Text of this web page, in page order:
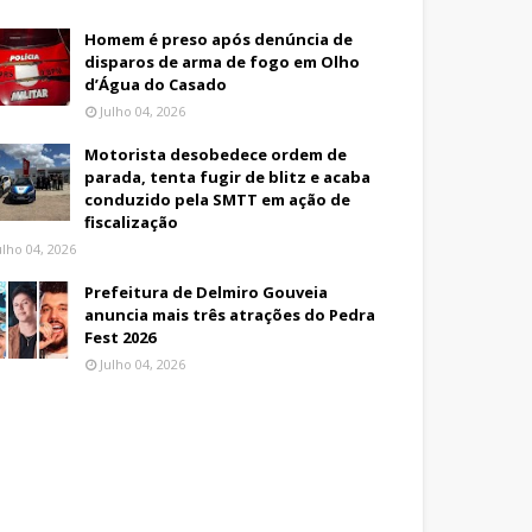
Homem é preso após denúncia de
disparos de arma de fogo em Olho
d’Água do Casado
Julho 04, 2026
Motorista desobedece ordem de
parada, tenta fugir de blitz e acaba
conduzido pela SMTT em ação de
fiscalização
04, 2026
Prefeitura de Delmiro Gouveia
anuncia mais três atrações do Pedra
Fest 2026
Julho 04, 2026